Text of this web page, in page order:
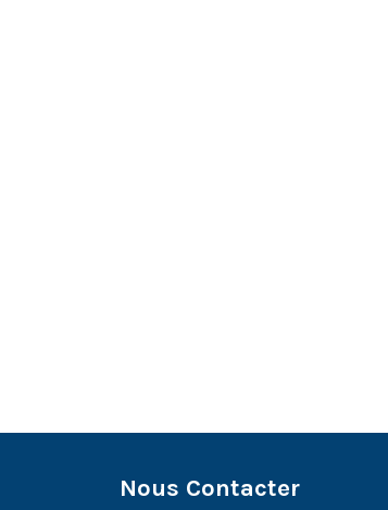
Nous Contacter